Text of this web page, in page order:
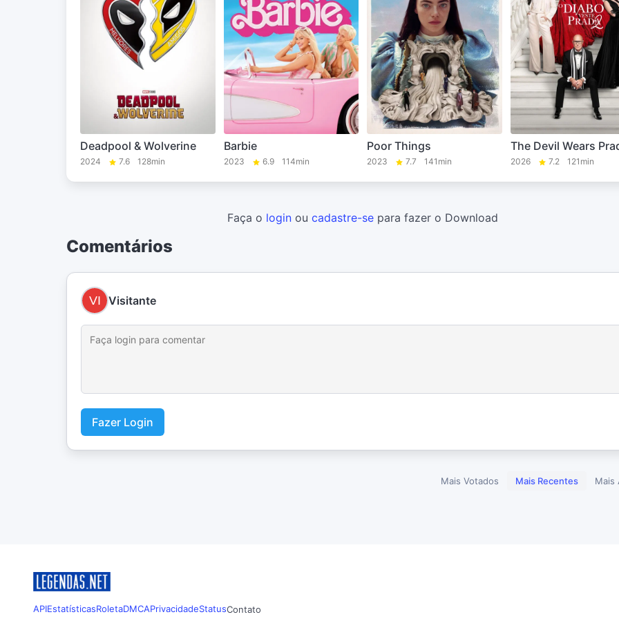
Deadpool & Wolverine
2024 7.6 128min
Barbie
2023 6.9 114min
Poor Things
2023 7.7 141min
The Devil Wears
2026 7.2 121min
Faça o login ou cadastre-se para fazer o Download
Comentários
Visitante
Fazer Login
Mais Votados Mais Recentes Mais
APIEstatísticasRoletaDMCAPrivacidadeStatusContato